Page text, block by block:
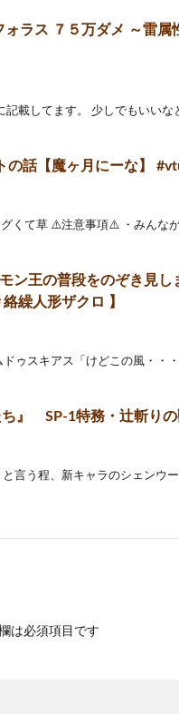
ォラス ７５万ダメ ～雷
載してます。 少しでもいい
の話【魔ヶ月にーな】
くて草 ⚠️注意事項⚠️ ・みんな
ン王の普段をのぞき見
繰人形ザクロ 】
ゥスキアス「けどこの風・・
ち』 SP-1特務・辻斬り
言う程、新キャラのシェンウ
は必須項目です